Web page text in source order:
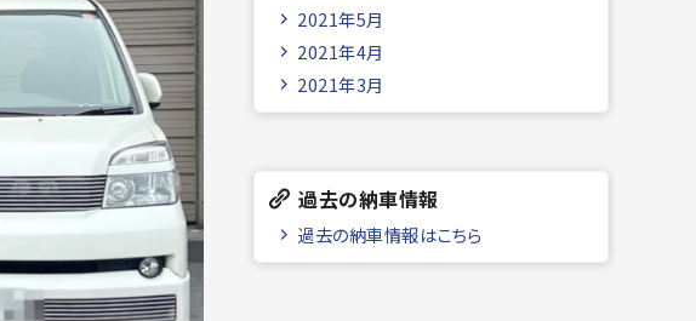
2021年5月
2021年4月
2021年3月
過去の納車情報
過去の納車情報はこちら